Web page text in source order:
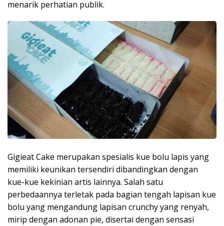
menarik perhatian publik.
Gigieat Cake merupakan spesialis kue bolu lapis yang
memiliki keunikan tersendiri dibandingkan dengan
kue-kue kekinian artis lainnya. Salah satu
perbedaannya terletak pada bagian tengah lapisan kue
bolu yang mengandung lapisan crunchy yang renyah,
mirip dengan adonan pie, disertai dengan sensasi